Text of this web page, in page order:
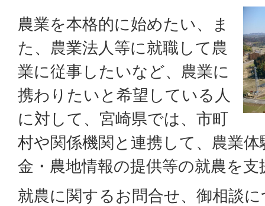
農業を本格的に始めたい、ま
た、農業法人等に就職して農
業に従事したいなど、農業に
携わりたいと希望している人
に対して、宮崎県では、市町
村や関係機関と連携して、農業
金・農地情報の提供等の就農を
就農に関するお問合せ、御相談